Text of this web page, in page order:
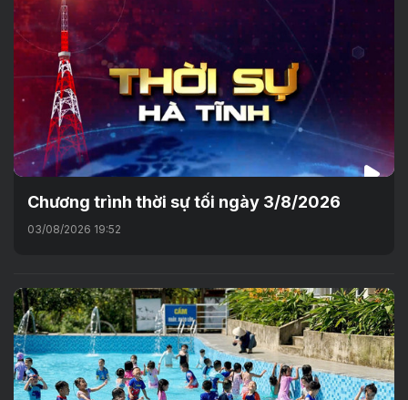
Chương trình thời sự tối ngày 3/8/2026
03/08/2026 19:52